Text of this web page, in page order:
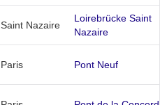
Saint Nazaire
Loirebrücke Saint
Nazaire
Paris Pont Neuf